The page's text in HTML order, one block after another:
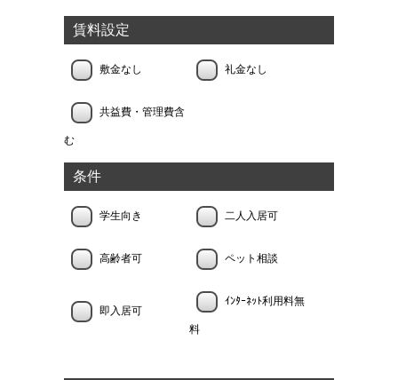
賃料設定
敷金なし 礼金なし
共益費・管理費含
む
条件
学生向き 二人入居可
高齢者可 ペット相談
即入居可
ｲﾝﾀｰﾈｯﾄ利用料無
料